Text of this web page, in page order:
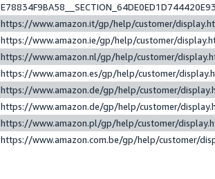
https://www.amazon.it/gp/help/customer/
https://www.amazon.ie/gp/help/customer/
https://www.amazon.nl/gp/help/customer/
https://www.amazon.es/gp/help/customer/
https://www.amazon.de/gp/help/customer/
https://www.amazon.de/gp/help/customer/
https://www.amazon.pl/gp/help/customer/
https://www.amazon.com.be/gp/help/customer/